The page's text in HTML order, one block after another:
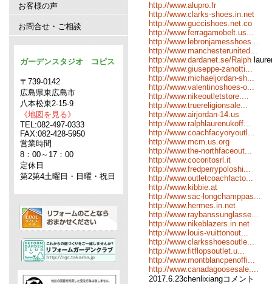
http://www.alupro.fr
http://www.clarks-shoes.in.net
http://www.guccishoes.net.co
http://www.ferragamobelt.us...
http://www.lebronjamesshoes...
http://www.manchesterunited...
http://www.dardanet.se/Ralph
http://www.giuseppe-zanotti...
http://www.michaeljordan-sh...
http://www.valentinoshoes-o...
http://www.nikeoutletstore....
http://www.truereligionsale...
http://www.airjordan-14.us
http://www.ralphlaurenukoff...
http://www.coachfacyoryoutl...
http://www.mcm.us.org
http://www.the-northfaceout...
http://www.cocoritosrl.it
http://www.fredperrypoloshi...
http://www.outletcoachfacto...
http://www.kibbie.at
http://www.sac-longchamppas...
http://www.hermes.in.net
http://www.raybanssunglasse...
http://www.nikeblazers.in.net
http://www.louis-vuittonout...
http://www.clarksshoesoutle...
http://www.fitflopsoutlet.u...
http://www.montblancpenoffi...
http://www.canadagoosesale....
2017.6.23chenlixiangコメント
お客様の声
お問合せ・ご相談
ガーデンスタジオ コピス
〒739-0142
広島県東広島市
八本松東2-15-9
《地図を見る》
TEL:082-497-0333
FAX:082-428-5950
営業時間
8：00～17：00
定休日
第2第4土曜日・日曜・祝日